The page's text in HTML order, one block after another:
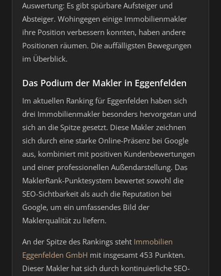
Auswertung: Es gibt spürbare Aufsteiger und
Absteiger. Wohingegen einige Immobilienmakler
ihre Position verbessern konnten, haben andere
Positionen räumen. Die auffälligsten Bewegungen
im Überblick.
Das Podium der Makler in Eggenfelden
Im aktuellen Ranking für Eggenfelden haben sich
drei Immobilienmakler besonders hervorgetan und
sich an die Spitze gesetzt. Diese Makler zeichnen
sich durch eine starke Online-Präsenz bei Google
aus, kombiniert mit positiven Kundenbewertungen
und einer professionellen Außendarstellung. Das
MaklerRank-Punktesystem bewertet sowohl die
SEO-Sichtbarkeit als auch die Reputation bei
Google, um ein umfassendes Bild der
Maklerqualität zu liefern.
An der Spitze des Rankings steht Immobilien
Eggenfelden GmbH mit insgesamt 453 Punkten.
Dieser Makler hat sich durch kontinuierliche SEO-